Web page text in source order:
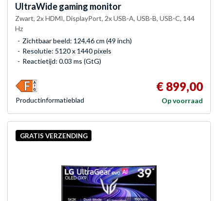
UltraWide gaming monitor
Zwart, 2x HDMI, DisplayPort, 2x USB-A, USB-B, USB-C, 144
Hz
Zichtbaar beeld: 124,46 cm (49 inch)
Resolutie: 5120 x 1440 pixels
Reactietijd: 0.03 ms (GtG)
€ 899,00
Op voorraad
Product­informatieblad
GRATIS VERZENDING